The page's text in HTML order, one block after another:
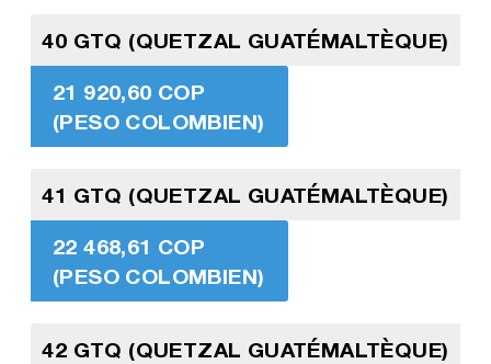
40 GTQ (QUETZAL GUATÉMALTÈQUE)
21 920,60 COP
(PESO COLOMBIEN)
41 GTQ (QUETZAL GUATÉMALTÈQUE)
22 468,61 COP
(PESO COLOMBIEN)
42 GTQ (QUETZAL GUATÉMALTÈQUE)